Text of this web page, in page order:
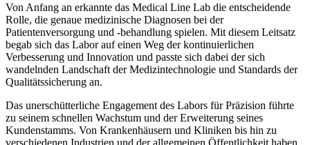
Von Anfang an erkannte das Medical Line Lab die entscheidende
Rolle, die genaue medizinische Diagnosen bei der
Patientenversorgung und -behandlung spielen. Mit diesem Leitsatz
begab sich das Labor auf einen Weg der kontinuierlichen
Verbesserung und Innovation und passte sich dabei der sich
wandelnden Landschaft der Medizintechnologie und Standards der
Qualitätssicherung an.
Das unerschütterliche Engagement des Labors für Präzision führte
zu seinem schnellen Wachstum und der Erweiterung seines
Kundenstamms. Von Krankenhäusern und Kliniken bis hin zu
verschiedenen Industrien und der allgemeinen Öffentlichkeit haben